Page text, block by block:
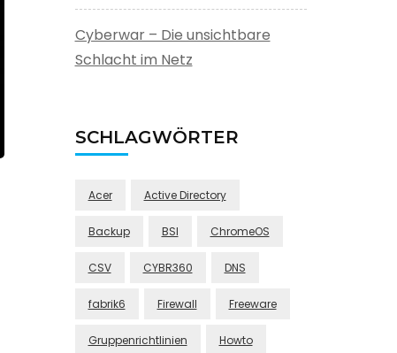
Cyberwar – Die unsichtbare
Schlacht im Netz
SCHLAGWÖRTER
Acer Active Directory
Backup BSI ChromeOS
CSV CYBR360 DNS
fabrik6 Firewall Freeware
Gruppenrichtlinien Howto